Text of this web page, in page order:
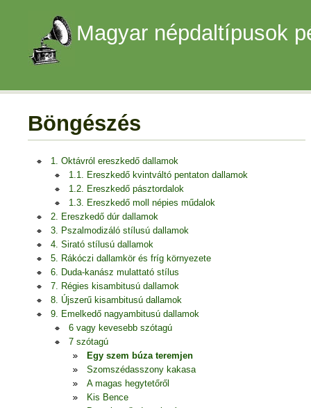
Magyar népdaltípusok
Böngészés
1. Oktávról ereszkedő dallamok
1.1. Ereszkedő kvintváltó pentaton dallamok
1.2. Ereszkedő pásztordalok
1.3. Ereszkedő moll népies műdalok
2. Ereszkedő dúr dallamok
3. Pszalmodizáló stílusú dallamok
4. Sirató stílusú dallamok
5. Rákóczi dallamkör és fríg környezete
6. Duda-kanász mulattató stílus
7. Régies kisambitusú dallamok
8. Újszerű kisambitusú dallamok
9. Emelkedő nagyambitusú dallamok
6 vagy kevesebb szótagú
7 szótagú
Egy szem búza teremjen
Szomszédasszony kakasa
A magas hegytetőről
Kis Bence